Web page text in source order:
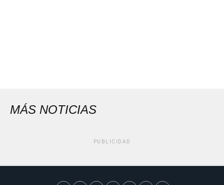
MÁS NOTICIAS
PUBLICIDAD